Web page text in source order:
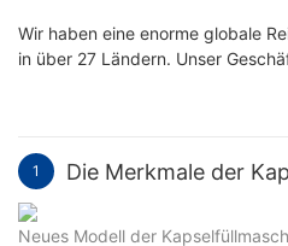
Wir haben eine enorme globale
in über 27 Ländern. Unser
1 Die Merkmale der
Neues Modell der